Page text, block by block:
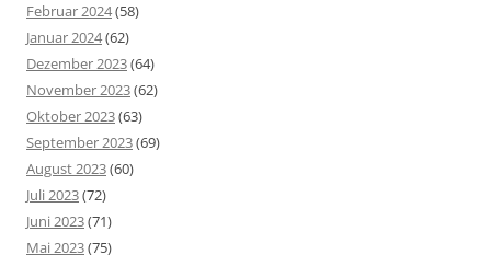
Februar 2024(58)
Januar 2024(62)
Dezember 2023(64)
November 2023(62)
Oktober 2023(63)
September 2023(69)
August 2023(60)
Juli 2023(72)
Juni 2023(71)
Mai 2023(75)